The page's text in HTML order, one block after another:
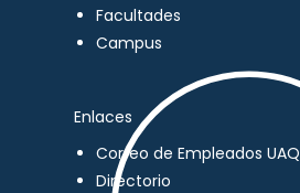
Facultades
Campus
Enlaces
Correo de Empleados UAQ
Directorio